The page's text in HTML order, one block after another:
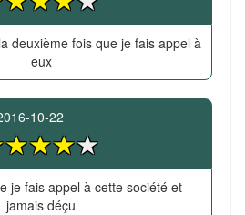
deuxième fois que je fais appel à
eux
10-22
je fais appel à cette société et
jamais déçu